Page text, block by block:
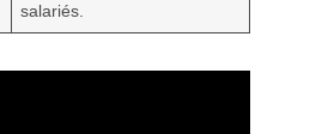
salariés.